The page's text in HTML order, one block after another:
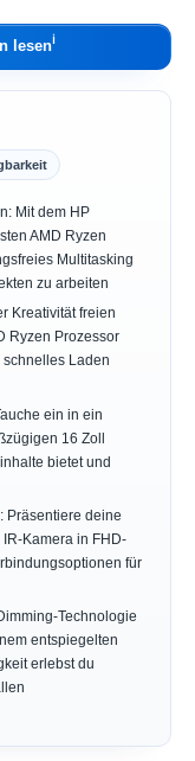
lesenℹ︎
Mit dem HP
AMD Ryzen
Multitasking
zu arbeiten
Kreativität freien
Ryzen Prozessor
schnelles Laden
ein in ein
16 Zoll
bietet und
Präsentiere deine
Kamera in FHD-
für
Technologie
entspiegelten
erlebst du